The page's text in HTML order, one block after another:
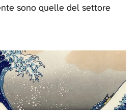
sono quelle del settore